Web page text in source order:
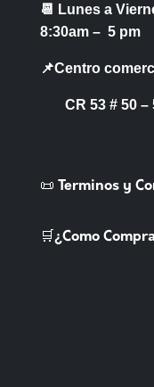
📆 Lunes a
8:30am – 5 pm
📌Centro
CR 53 # 50 –
📜 Terminos y
🛒¿Como